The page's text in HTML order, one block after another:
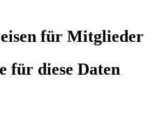
für Mitglieder
für diese Daten